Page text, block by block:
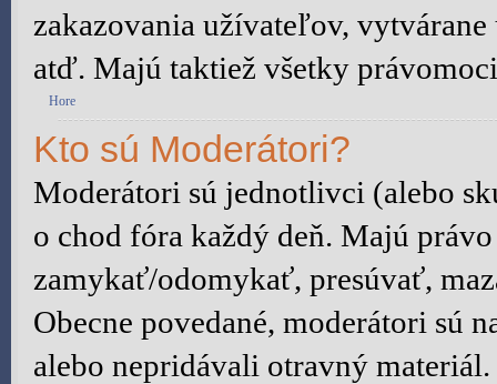
zakazovania užívateľov,
atď. Majú taktiež všetky
Hore
Kto sú Moderátori?
Moderátori sú jednotlivci (alebo
o chod fóra každý deň. Majú
zamykať/odomykať, presúvať,
Obecne povedané, moderátori sú
alebo nepridávali otravný materiál.